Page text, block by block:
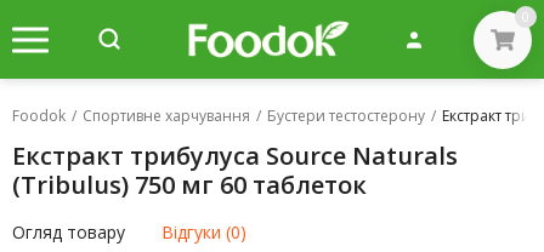
0
Foodok / Спортивне харчування / Бустери тестостерону / Екстракт
Екстракт трибулуса Source Naturals
(Tribulus) 750 мг 60 таблеток
Огляд товару Відгуки (0)